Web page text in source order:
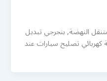
النهضة, بنجرجي تبديل
كهربائي تصليح سيارات عند